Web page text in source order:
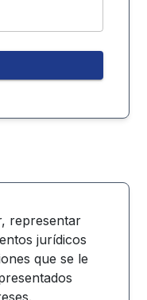
representar
jurídicos
que se le